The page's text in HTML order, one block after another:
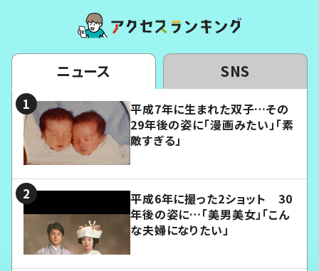
ニュース SNS
平成7年に生まれた双子…その
29年後の姿に「漫画みたい」「素
敵すぎる」
平成6年に撮った2ショット 30
年後の姿に…「美男美女」「こん
な夫婦になりたい」